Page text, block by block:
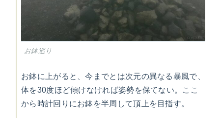
お鉢巡り
お鉢に上がると、今までとは次元の異なる暴風で、
体を30度ほど傾けなければ姿勢を保てない。ここ
から時計回りにお鉢を半周して頂上を目指す。